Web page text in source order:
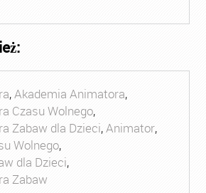
,Akademia Animatora,
Czasu Wolnego,
Zabaw dla Dzieci,Animator,
Wolnego,
dla Dzieci,
Zabaw